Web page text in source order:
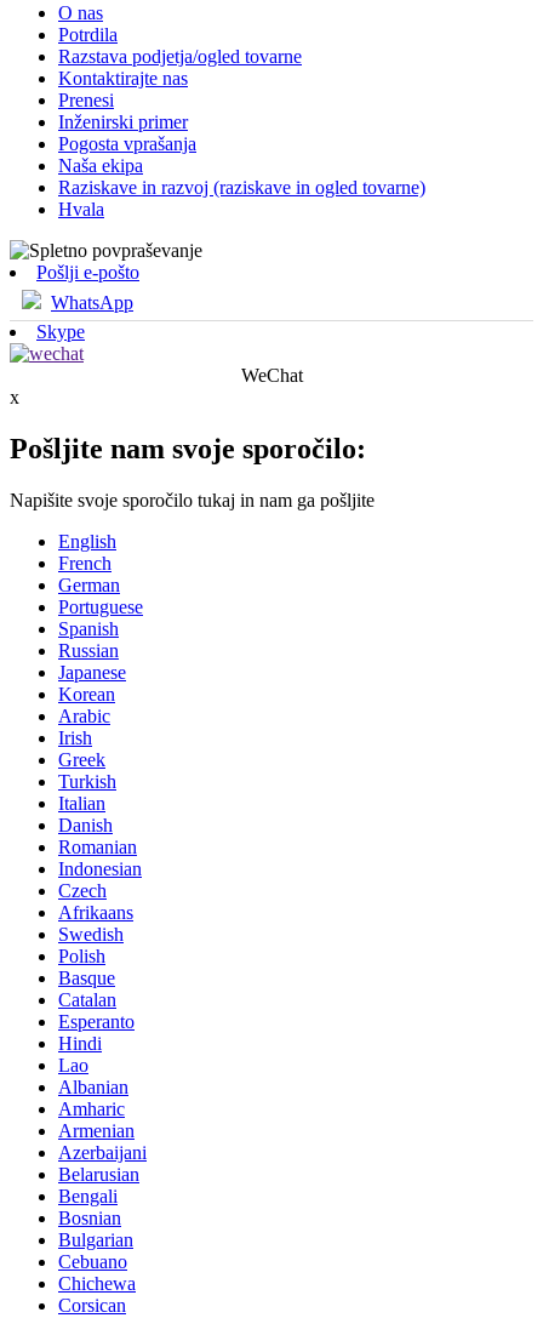
O nas
Potrdila
Razstava podjetja/ogled tovarne
Kontaktirajte nas
Prenesi
Inženirski primer
Pogosta vprašanja
Naša ekipa
Raziskave in razvoj (raziskave in ogled tovarne)
Hvala
Pošlji e-pošto
WhatsApp
Skype
WeChat
x
Pošljite nam svoje sporočilo:
Napišite svoje sporočilo tukaj in nam ga pošljite
English
French
German
Portuguese
Spanish
Russian
Japanese
Korean
Arabic
Irish
Greek
Turkish
Italian
Danish
Romanian
Indonesian
Czech
Afrikaans
Swedish
Polish
Basque
Catalan
Esperanto
Hindi
Lao
Albanian
Amharic
Armenian
Azerbaijani
Belarusian
Bengali
Bosnian
Bulgarian
Cebuano
Chichewa
Corsican